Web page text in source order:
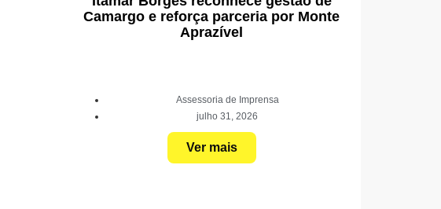
Camargo e reforça parceria por Monte
Aprazível
Assessoria de Imprensa
julho 31, 2026
Ver mais